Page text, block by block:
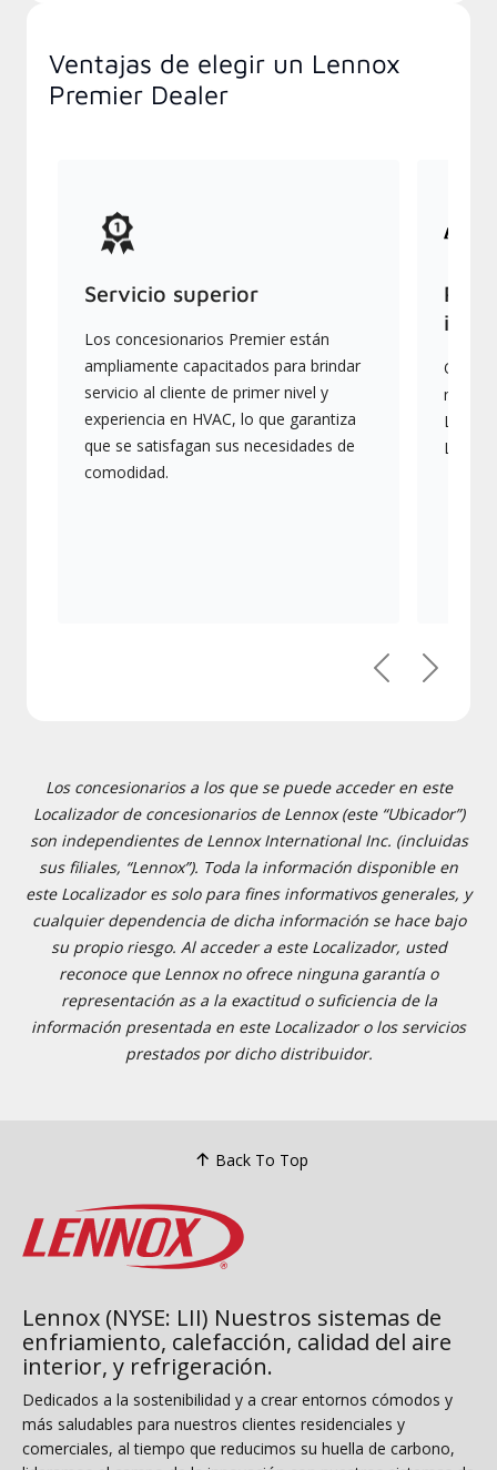
Ventajas de elegir un Lennox
Premier Dealer
Servicio superior
Los concesionarios Premier están
ampliamente capacitados para brindar
servicio al cliente de primer nivel y
experiencia en HVAC, lo que garantiza
que se satisfagan sus necesidades de
comodidad.
más
PreviousNext
Los concesionarios a los que se puede acceder en este
Localizador de concesionarios de Lennox (este “Ubicador”)
son independientes de Lennox International Inc. (incluidas
sus filiales, “Lennox”). Toda la información disponible en
este Localizador es solo para fines informativos generales, y
cualquier dependencia de dicha información se hace bajo
su propio riesgo. Al acceder a este Localizador, usted
reconoce que Lennox no ofrece ninguna garantía o
representación as a la exactitud o suficiencia de la
información presentada en este Localizador o los servicios
prestados por dicho distribuidor.
Back To Top
Lennox (NYSE: LII) Nuestros sistemas de
enfriamiento, calefacción, calidad del aire
interior, y refrigeración.
Dedicados a la sostenibilidad y a crear entornos cómodos y
más saludables para nuestros clientes residenciales y
comerciales, al tiempo que reducimos su huella de carbono,